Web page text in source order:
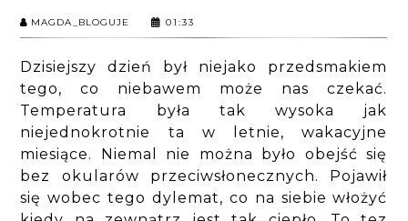
MAGDA_BLOGUJE 01:33
Dzisiejszy dzień był niejako przedsmakiem
tego, co niebawem może nas czekać.
Temperatura była tak wysoka jak
niejednokrotnie ta w letnie, wakacyjne
miesiące. Niemal nie można było obejść się
bez okularów przeciwsłonecznych. Pojawił
się wobec tego dylemat, co na siebie włożyć